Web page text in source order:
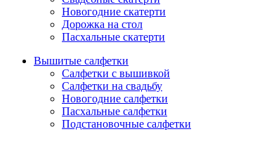
Новогодние скатерти
Дорожка на стол
Пасхальные скатерти
Вышитые салфетки
Салфетки с вышивкой
Салфетки на свадьбу
Новогодние салфетки
Пасхальные салфетки
Подстановочные салфетки